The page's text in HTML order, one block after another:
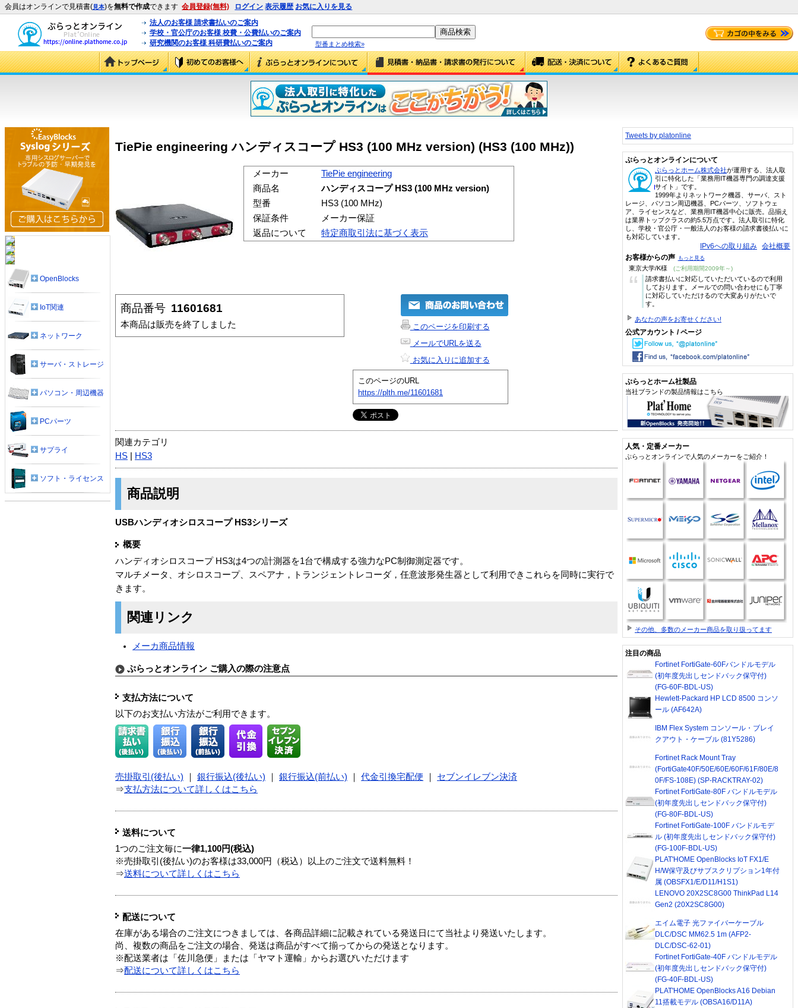
会員はオンラインで見積書(見本)を無料で作成できます 会員登録(無料) ログイン 表示履歴 お気に入りを見る
法人のお客様 請求書払いのご案内
学校・官公庁のお客様 校費・公費払いのご案内
研究機関のお客様 科研費払いのご案内
型番まとめ検索»
TiePie engineering ハンディスコープ HS3 (100 MHz version) (HS3 (100 MHz))
メーカー
TiePie engineering
商品名
ハンディスコープ HS3 (100 MHz version)
型番
HS3 (100 MHz)
保証条件
メーカー保証
返品について
特定商取引法に基づく表示
商品番号 11601681
本商品は販売を終了しました
このページを印刷する
メールでURLを送る
お気に入りに追加する
このページのURL
https://plth.me/11601681
関連カテゴリ
HS
HS3
商品説明
USBハンディオシロスコープ HS3シリーズ
概要
ハンディオシロスコープ HS3は4つの計測器を1台で構成する強力なPC制御測定器です。
マルチメータ、オシロスコープ、スペアナ，トランジェントレコーダ，任意波形発生器として利用できこれらを同時に実行で
きます。
関連リンク
メーカ商品情報
ぷらっとオンライン ご購入の際の注意点
支払方法について
以下のお支払い方法がご利用できます。
売掛取引(後払い) 銀行振込(後払い) 銀行振込(前払い) 代金引換宅配便
セブンイレブン決済
⇒支払方法について詳しくはこちら
送料について
1つのご注文毎に一律1,100円(税込)
※売掛取引(後払い)のお客様は33,000円（税込）以上のご注文で送料無料！
⇒送料について詳しくはこちら
配送について
在庫がある場合のご注文につきましては、各商品詳細に記載されている発送日にて当社より発送いたします。
尚、複数の商品をご注文の場合、発送は商品がすべて揃ってからの発送となります。
※配送業者は「佐川急便」または「ヤマト運輸」からお選びいただけます
⇒配送について詳しくはこちら
OpenBlocks
IoT関連
ネットワーク
サーバ・ストレージ
パソコン・周辺機器
PCパーツ
サプライ
ソフト・ライセンス
Tweets by platonline
ぷらっとオンラインについて
ぷらっとホーム株式会社が運用する、法人取
引に特化した「業務用IT機器専門の調達支援
サイト」です。
1999年よりネットワーク機器、サーバ、スト
レージ、パソコン周辺機器、PCパーツ、ソフトウェ
ア、ライセンスなど、業務用IT機器中心に販売。品揃え
は業界トップクラスの約5.5万点です。法人取引に特化
し、学校・官公庁・一般法人のお客様の請求書後払いに
も対応しています。
IPv6への取り組み 会社概要
お客様からの声 もっと見る
東京大学/K様 (ご利用期間2009年～)
“
請求書払いに対応していただいているので利用
しております。メールでの問い合わせにも丁寧
に対応していただけるので大変ありがたいで
す。
あなたの声をお寄せください!
公式アカウント / ページ
ぷらっとホーム社製品
当社ブランドの製品情報はこちら
人気・定番メーカー
ぷらっとオンラインで人気のメーカーをご紹介！
その他、多数のメーカー商品を取り扱ってます
注目の商品
Fortinet FortiGate-60Fバンドルモデル
(初年度先出しセンドバック保守付)
(FG-60F-BDL-US)
Hewlett-Packard HP LCD 8500 コンソ
ール (AF642A)
IBM Flex System コンソール・ブレイ
クアウト・ケーブル (81Y5286)
Fortinet Rack Mount Tray
(FortiGate40F/50E/60E/60F/61F/80E/8
0F/FS-108E) (SP-RACKTRAY-02)
Fortinet FortiGate-80F バンドルモデル
(初年度先出しセンドバック保守付)
(FG-80F-BDL-US)
Fortinet FortiGate-100F バンドルモデ
ル (初年度先出しセンドバック保守付)
(FG-100F-BDL-US)
PLAT'HOME OpenBlocks IoT FX1/E
H/W保守及びサブスクリプション1年付
属 (OBSFX1/E/D11/H1S1)
LENOVO 20X2SC8G00 ThinkPad L14
Gen2 (20X2SC8G00)
エイム電子 光ファイバーケーブル
DLC/DSC MM62.5 1m (AFP2-
DLC/DSC-62-01)
Fortinet FortiGate-40F バンドルモデル
(初年度先出しセンドバック保守付)
(FG-40F-BDL-US)
PLAT'HOME OpenBlocks A16 Debian
11搭載モデル (OBSA16/D11A)